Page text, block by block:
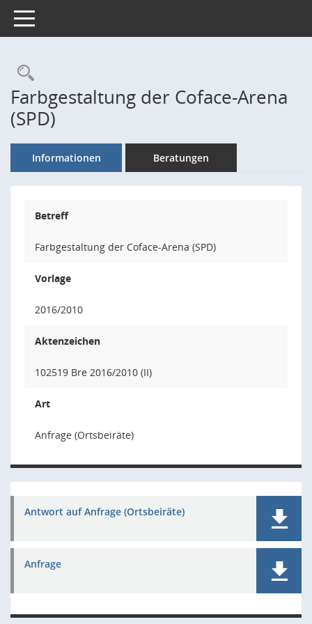
Toggle navigation
Rechercheauswahl
Farbgestaltung der Coface-Arena
(SPD)
Informationen Beratungen
Betreff
Farbgestaltung der Coface-Arena (SPD)
Vorlage
2016/2010
Aktenzeichen
102519 Bre 2016/2010 (II)
Art
Anfrage (Ortsbeiräte)
Antwort auf Anfrage (Ortsbeiräte)
Anfrage